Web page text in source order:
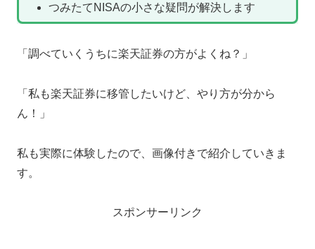
つみたてNISAの小さな疑問が解決します
「調べていくうちに楽天証券の方がよくね？」
「私も楽天証券に移管したいけど、やり方が分から
ん！」
私も実際に体験したので、画像付きで紹介していきま
す。
スポンサーリンク